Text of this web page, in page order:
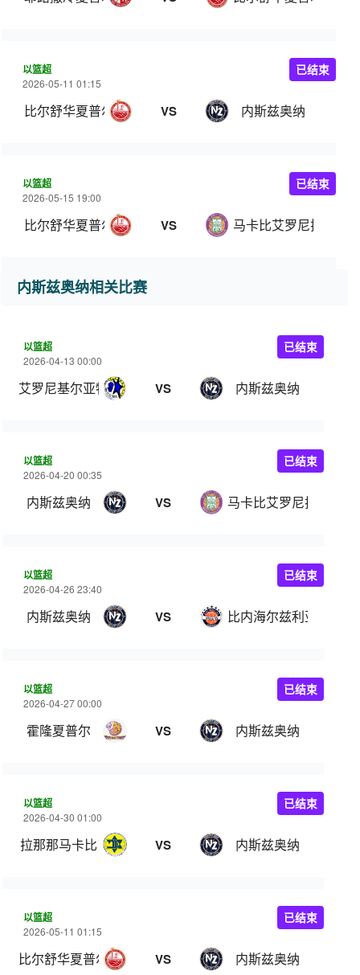
以篮超
2026-05-11 01:15
比尔舒华夏普尔 VS 内斯兹奥纳
已结束
以篮超
2026-05-15 19:00
比尔舒华夏普尔 VS 马卡比艾罗尼拉马特
已结束
内斯兹奥纳相关比赛
以篮超
2026-04-13 00:00
艾罗尼基尔亚特阿塔 VS 内斯兹奥纳
已结束
以篮超
2026-04-20 00:35
内斯兹奥纳 VS 马卡比艾罗尼拉马特甘
已结束
以篮超
2026-04-26 23:40
内斯兹奥纳 VS 比内海尔兹利亚
已结束
以篮超
2026-04-27 00:00
霍隆夏普尔 VS 内斯兹奥纳
已结束
以篮超
2026-04-30 01:00
拉那那马卡比 VS 内斯兹奥纳
已结束
以篮超
2026-05-11 01:15
比尔舒华夏普尔 VS 内斯兹奥纳
已结束